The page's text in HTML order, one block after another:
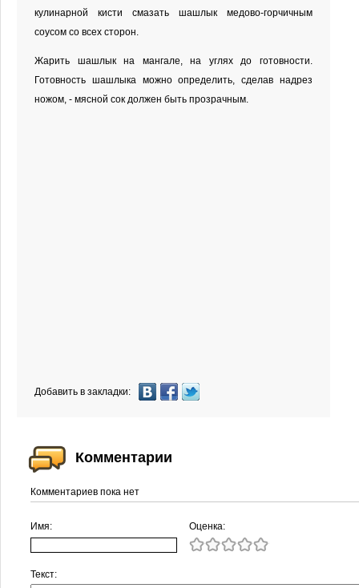
кулинарной кисти смазать шашлык медово-горчичным
соусом со всех сторон.
Жарить шашлык на мангале, на углях до готовности.
Готовность шашлыка можно определить, сделав надрез
ножом, - мясной сок должен быть прозрачным.
Добавить в закладки:
Комментарии
Комментариев пока нет
Имя: Оценка:
Текст: